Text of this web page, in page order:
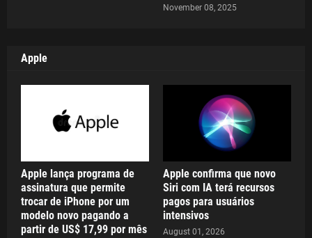
November 08, 2025
Apple
Apple lança programa de
assinatura que permite
trocar de iPhone por um
modelo novo pagando a
partir de US$ 17,99 por mês
Apple confirma que novo
Siri com IA terá recursos
pagos para usuários
intensivos
August 01, 2026